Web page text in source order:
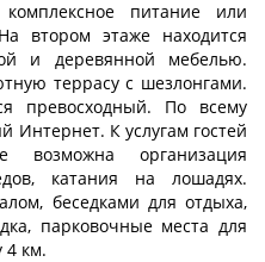
питание или
втором этаже находится
и деревянной мебелью.
террасу с шезлонгами.
превосходный. По всему
Интернет. К услугам гостей
возможна организация
катания на лошадях.
беседками для отдыха,
парковочные места для
4 км.